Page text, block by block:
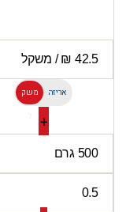
משק אריזה
+